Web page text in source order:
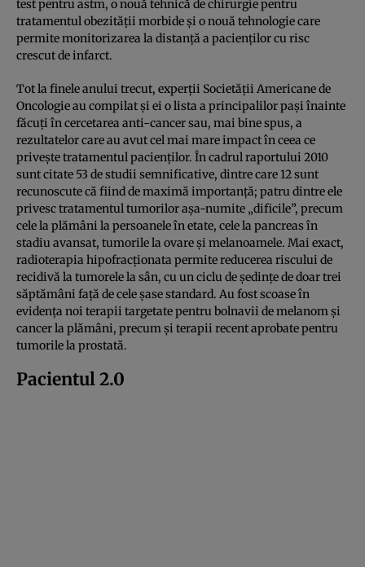
test pentru astm, o nouă tehnică de chirurgie pentru
tratamentul obezităţii morbide şi o nouă tehnologie care
permite monitorizarea la distanţă a pacienţilor cu risc
crescut de infarct.
Tot la finele anului trecut, experţii Societăţii Americane de
Oncologie au compilat şi ei o lista a principalilor paşi înainte
făcuţi în cercetarea anti-cancer sau, mai bine spus, a
rezultatelor care au avut cel mai mare impact în ceea ce
priveşte tratamentul pacienţilor. În cadrul raportului 2010
sunt citate 53 de studii semnificative, dintre care 12 sunt
recunoscute că fiind de maximă importanţă; patru dintre ele
privesc tratamentul tumorilor aşa-numite „dificile”, precum
cele la plămâni la persoanele în etate, cele la pancreas în
stadiu avansat, tumorile la ovare şi melanoamele. Mai exact,
radioterapia hipofracţionata permite reducerea riscului de
recidivă la tumorele la sân, cu un ciclu de şedinţe de doar trei
săptămâni faţă de cele şase standard. Au fost scoase în
evidenţa noi terapii targetate pentru bolnavii de melanom şi
cancer la plămâni, precum şi terapii recent aprobate pentru
tumorile la prostată.
Pacientul 2.0